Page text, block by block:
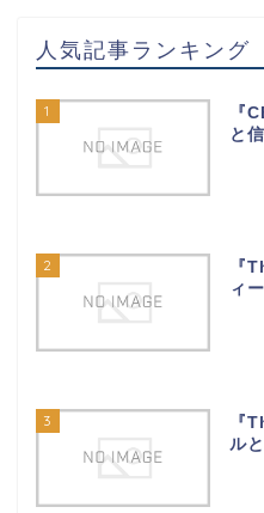
人気記事ランキング
1
『
と
2
『
ィ
3
『
ル